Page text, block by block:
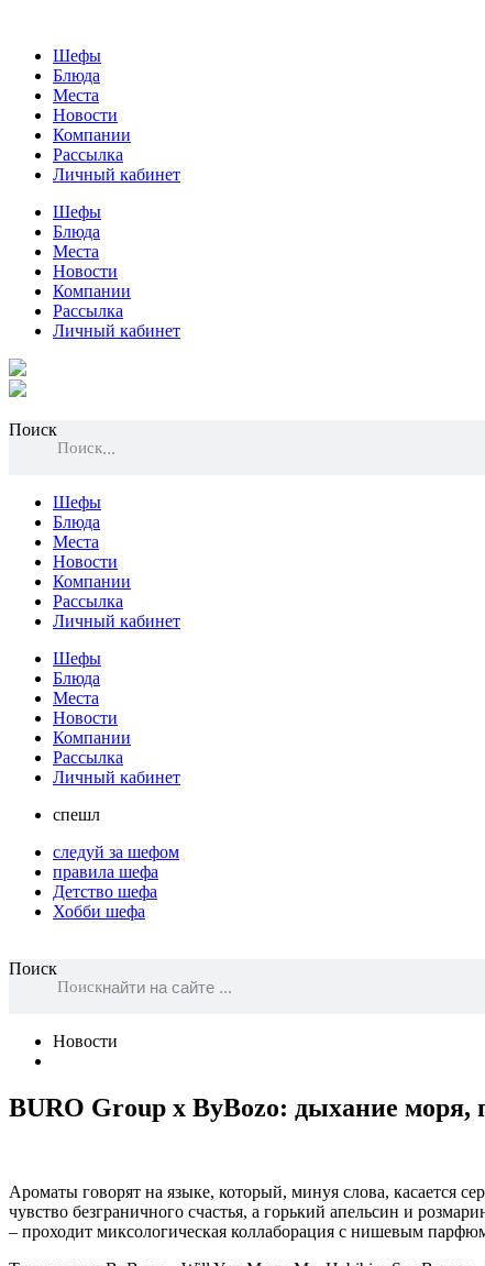
Шефы
Блюда
Места
Новости
Компании
Рассылка
Личный кабинет
Шефы
Блюда
Места
Новости
Компании
Рассылка
Личный кабинет
Поиск
Поиск
Шефы
Блюда
Места
Новости
Компании
Рассылка
Личный кабинет
Шефы
Блюда
Места
Новости
Компании
Рассылка
Личный кабинет
спешл
следуй за шефом
правила шефа
Детство шефа
Хобби шефа
Поиск
Поиск
Новости
BURO Group x ByBozo: дыхание
Ароматы говорят на языке, который, минуя слова, касается
чувство безграничного счастья, а горький апельсин и
– проходит миксологическая коллаборация с нишевым